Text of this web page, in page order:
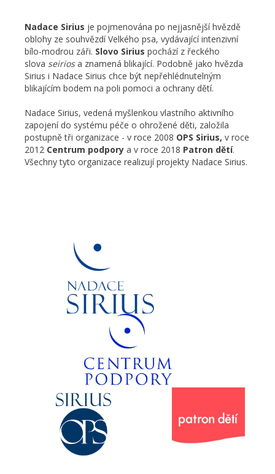
Nadace Sirius je pojmenována po nejjasnější hvězdě
oblohy ze souhvězdí Velkého psa, vydávající intenzivní
bílo-modrou záři. Slovo Sirius pochází z řeckého
slova seiriosa znamená blikající. Podobně jako hvězda
Sirius i Nadace Sirius chce být nepřehlédnutelným
blikajícím bodem na poli pomoci a ochrany dětí.
Nadace Sirius, vedená myšlenkou vlastního aktivního
zapojení do systému péče o ohrožené děti, založila
postupně tři organizace - v roce 2008 OPS Sirius, v roce
2012 Centrum podpory a v roce 2018 Patron dětí.
Všechny tyto organizace realizují projekty Nadace Sirius.